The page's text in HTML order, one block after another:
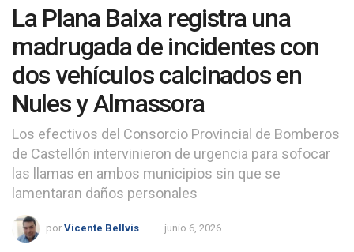
La Plana Baixa registra una
madrugada de incidentes con
dos vehículos calcinados en
Nules y Almassora
Los efectivos del Consorcio Provincial de Bomberos
de Castellón intervinieron de urgencia para sofocar
las llamas en ambos municipios sin que se
lamentaran daños personales
por Vicente Bellvis junio 6, 2026